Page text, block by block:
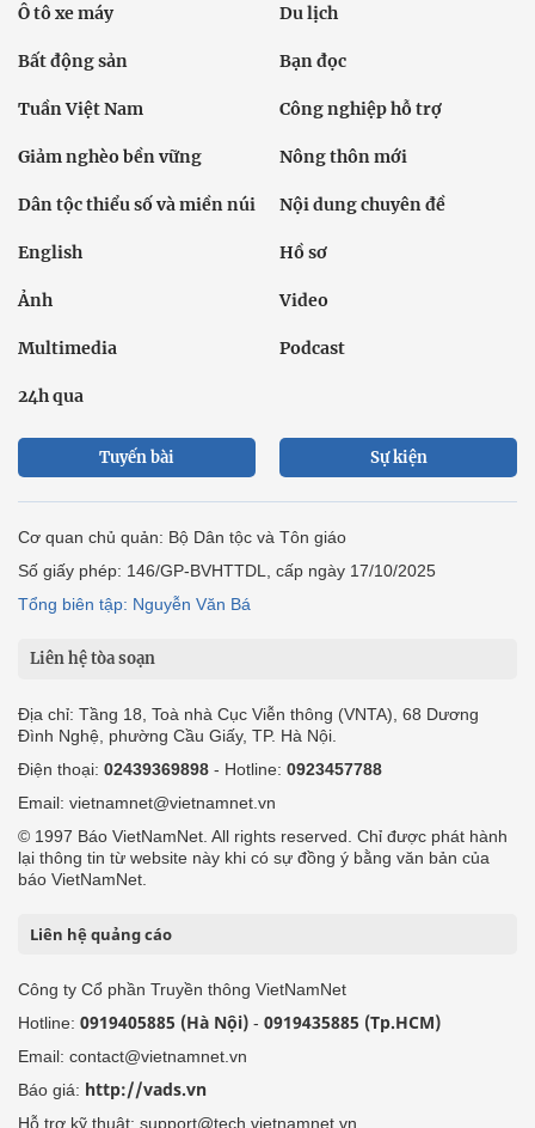
Ô tô xe máy Du lịch
Bất động sản Bạn đọc
Tuần Việt Nam Công nghiệp hỗ trợ
Giảm nghèo bền vững Nông thôn mới
Dân tộc thiểu số và miền núi Nội dung chuyên đề
English Hồ sơ
Ảnh Video
Multimedia Podcast
24h qua
Tuyến bài Sự kiện
Cơ quan chủ quản: Bộ Dân tộc và Tôn giáo
Số giấy phép: 146/GP-BVHTTDL, cấp ngày 17/10/2025
Tổng biên tập: Nguyễn Văn Bá
Liên hệ tòa soạn
Địa chỉ: Tầng 18, Toà nhà Cục Viễn thông (VNTA), 68 Dương
Đình Nghệ, phường Cầu Giấy, TP. Hà Nội.
Điện thoại: 02439369898 - Hotline: 0923457788
Email: vietnamnet@vietnamnet.vn
© 1997 Báo VietNamNet. All rights reserved. Chỉ được phát hành
lại thông tin từ website này khi có sự đồng ý bằng văn bản của
báo VietNamNet.
Liên hệ quảng cáo
Công ty Cổ phần Truyền thông VietNamNet
Hotline: 0919405885 (Hà Nội) - 0919435885 (Tp.HCM)
Email: contact@vietnamnet.vn
Báo giá: http://vads.vn
Hỗ trợ kỹ thuật: support@tech.vietnamnet.vn